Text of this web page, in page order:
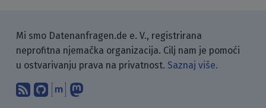
Mi smo Datenanfragen.de e. V., registrirana
neprofitna njemačka organizacija. Cilj nam je pomoći
u ostvarivanju prava na privatnost. Saznaj više.
Pretplati se na naš blog koristeći
Pronađi nas na GitHubu.
Raspravljaj s nama putem